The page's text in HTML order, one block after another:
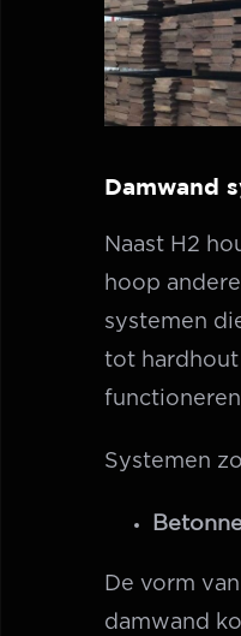
Damwand
Naast H2
hoop
systemen
tot hardhout
functioneren
Systemen
De vorm
damwand